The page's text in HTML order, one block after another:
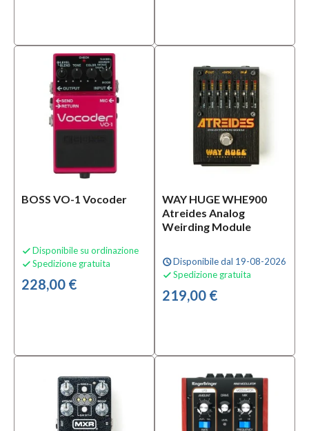
BOSS VO-1 Vocoder
 Disponibile su ordinazione
 Spedizione gratuita
228,00 €
WAY HUGE WHE900
Atreides Analog
Weirding Module
scheduleDisponibile dal 19-08-2026
 Spedizione gratuita
219,00 €